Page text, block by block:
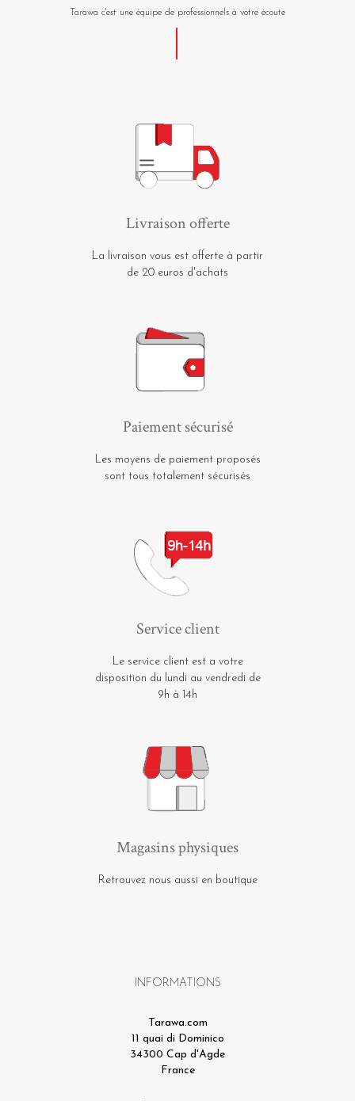
Tarawa c'est une équipe de professionnels à votre écoute
Livraison offerte
La livraison vous est offerte à partir
de 20 euros d'achats
Paiement sécurisé
Les moyens de paiement proposés
sont tous totalement sécurisés
Service client
Le service client est a votre
disposition du lundi au vendredi de
9h à 14h
Magasins physiques
Retrouvez nous aussi en boutique
INFORMATIONS
Tarawa.com
11 quai di Dominico
34300 Cap d'Agde
France